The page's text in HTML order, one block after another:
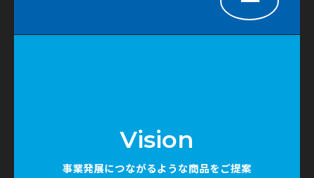
Vision
事業発展につながるような商品をご提案